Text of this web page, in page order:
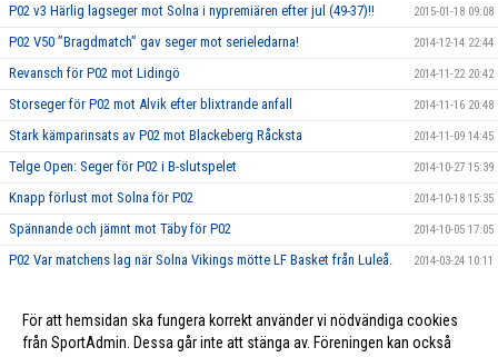
P02 v3 Härlig lagseger mot Solna i nypremiären efter jul (49-37)!! 2015-01-18 09:08
P02 V50 ”Bragdmatch” gav seger mot serieledarna! 2014-12-14 22:44
Revansch för P02 mot Lidingö 2014-11-22 20:42
Storseger för P02 mot Alvik efter blixtrande anfall 2014-11-16 20:48
Stark kämparinsats av P02 mot Blackeberg Råcksta 2014-11-09 14:45
Telge Open: Seger för P02 i B-slutspelet 2014-10-27 15:39
Knapp förlust mot Solna för P02 2014-10-18 15:35
Spännande och jämnt mot Täby för P02 2014-10-05 17:05
P02 Var matchens lag när Solna Vikings mötte LF Basket från Luleå. 2014-03-24 10:11
P02 v4. EB-ligan: Seger i helgens båda matcher 2014-03-19 10:14
För att hemsidan ska fungera korrekt använder vi nödvändiga cookies
från SportAdmin. Dessa går inte att stänga av. Föreningen kan också